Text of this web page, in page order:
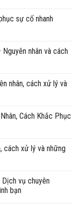
sự cố nhanh
nhân và cách
nhân, cách xử lý và
Cách Khắc Phục
cách xử lý và những
vụ chuyên
bạn